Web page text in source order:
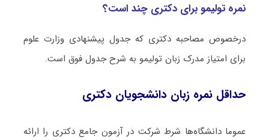
نمره تولیمو برای دکتری چند است؟
درخصوص مصاحبه دکتری که جدول پیشنهادی وزارت علوم
برای امتیاز مدرک زبان تولیمو به شرح جدول فوق است.
حداقل نمره زبان دانشجویان دکتری
عموما دانشگاه‌ها شرط شرکت در آزمون جامع دکتری را ارائه